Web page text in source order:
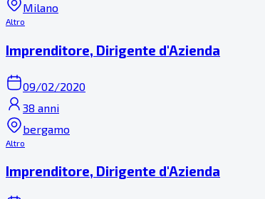
Milano
Altro
Imprenditore, Dirigente d'Azienda
09/02/2020
38 anni
bergamo
Altro
Imprenditore, Dirigente d'Azienda